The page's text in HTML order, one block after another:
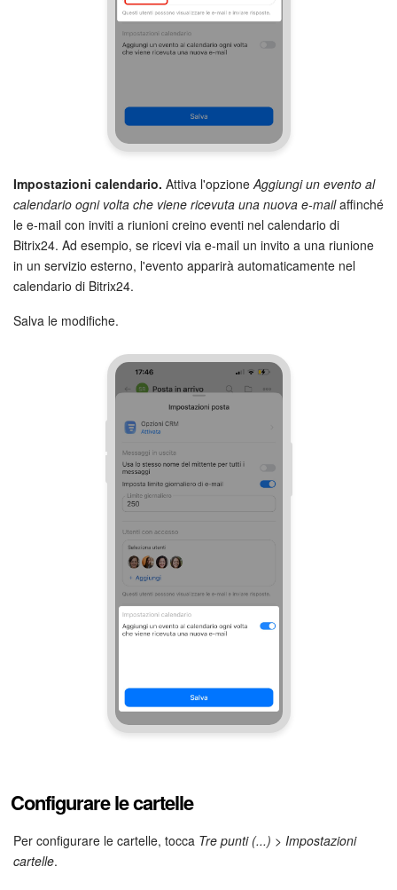
Impostazioni calendario. Attiva l'opzione Aggiungi un evento al
calendario ogni volta che viene ricevuta una nuova e-mailaffinché
le e-mail con inviti a riunioni creino eventi nel calendario di
Bitrix24. Ad esempio, se ricevi via e-mail un invito a una riunione
in un servizio esterno, l'evento apparirà automaticamente nel
calendario di Bitrix24.
Salva le modifiche.
Configurare le cartelle
Per configurare le cartelle, tocca Tre punti (...) > Impostazioni
cartelle.